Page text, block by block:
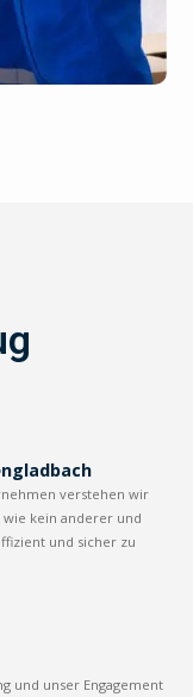
verstehen wir
kein anderer und
und sicher zu
und unser Engagement